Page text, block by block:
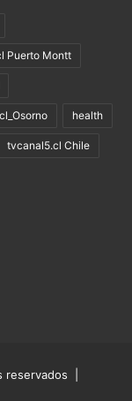
Puerto Montt
health
tvcanal5.cl Chile
reservados |